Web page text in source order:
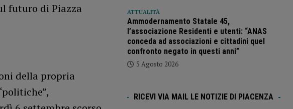
futuro di Piazza
della propria
ATTUALITÀ
Ammodernamento Statale 45,
l’associazione Residenti e utenti: “ANAS
conceda ad associazioni e cittadini quel
confronto negato in questi anni”
5 Agosto 2026
RICEVI VIA MAIL LE NOTIZIE DI PIACENZA